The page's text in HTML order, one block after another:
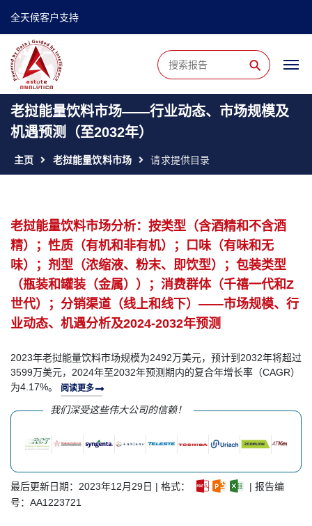
全天候客户支持
⚲
老挝能量饮料市场——行业动态、市场规模及
机遇预测（至2032年）
主页 老挝能量饮料市场 请求提供目录
老挝能量饮料市场分析：按类型（含酒精和不含酒
精）；性质（有机和非有机）；口味（有味和无
味）；剂型（浓缩液、粉末、即饮型）；包装类型
（瓶装和罐装（金属））；消费群体（千禧一代和Z
世代）；分销渠道（线上和线下）——市场规模、行
业动态、机遇分析及2024-2032年预测
2023年老挝能量饮料市场规模为2492万美元，预计到2032年将超过
3599万美元，2024年至2032年预测期内的复合年增长率（CAGR）
为4.17%。
阅读更多
我们深受这些伟大公司的信赖！
最后更新日期：2023年12月29日 | 格式：
| 报告编
号：AA1223721